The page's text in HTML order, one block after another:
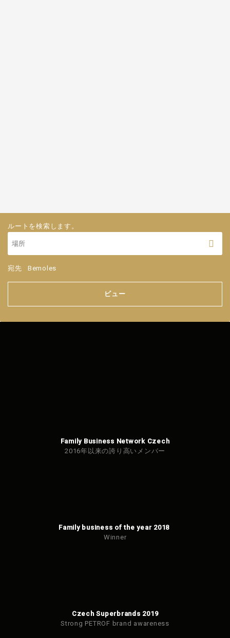
ルートを検索します。
宛先 Bemoles
ビュー
Family Business Network Czech
2016年以来の誇り高いメンバー
Family business of the year 2018
Winner
Czech Superbrands 2019
Strong PETROF brand awareness